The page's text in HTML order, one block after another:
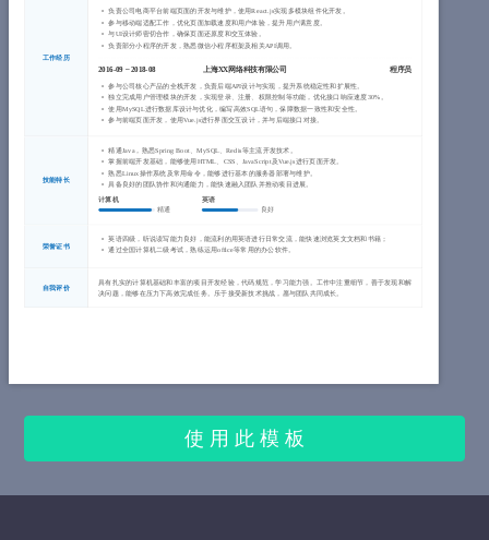
工作经历
负责公司电商平台前端页面的开发与维护，使用React.js实现多模块组件化开发。
参与移动端适配工作，优化页面加载速度和用户体验，提升用户满意度。
与UI设计师密切合作，确保页面还原度和交互体验。
负责部分小程序的开发，熟悉微信小程序框架及相关API调用。
2016-09 ~2018-08 上海XX网络科技有限公司
程序员
参与公司核心产品的全栈开发，负责后端API设计与实现，提升系统稳定性和扩展性。
独立完成用户管理模块的开发，实现登录、注册、权限控制等功能，优化接口响应速度30%。
使用MySQL进行数据库设计与优化，编写高效SQL语句，保障数据一致性和安全性。
参与前端页面开发，使用Vue.js进行界面交互设计，并与后端接口对接。
技能特长
精通Java，熟悉Spring Boot、MySQL、Redis等主流开发技术。
掌握前端开发基础，能够使用HTML、CSS、JavaScript及Vue.js进行页面开发。
熟悉Linux操作系统及常用命令，能够进行基本的服务器部署与维护。
具备良好的团队协作和沟通能力，能快速融入团队并推动项目进展。
计算机
精通
英语
良好
荣誉证书
英语四级，听说读写能力良好，能流利的用英语进行日常交流，能快速浏览英文文档和书籍；
通过全国计算机二级考试，熟练运用office等常用的办公软件。
自我评价
具有扎实的计算机基础和丰富的项目开发经验，代码规范，学习能力强。工作中注重细节，善于发现和解
决问题，能够在压力下高效完成任务。乐于接受新技术挑战，愿与团队共同成长。
使 用 此 模 板